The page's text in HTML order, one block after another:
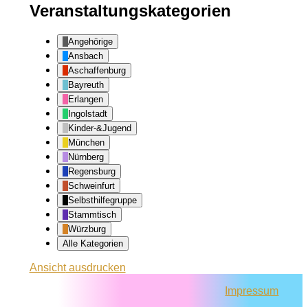
Veranstaltungskategorien
Angehörige
Ansbach
Aschaffenburg
Bayreuth
Erlangen
Ingolstadt
Kinder-&Jugend
München
Nürnberg
Regensburg
Schweinfurt
Selbsthilfegruppe
Stammtisch
Würzburg
Alle Kategorien
Ansichtausdrucken
Impressum